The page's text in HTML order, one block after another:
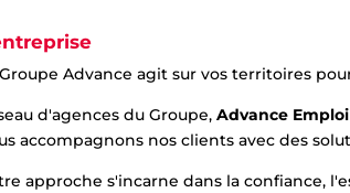
Advance agit sur vos territoires
d'agences du Groupe,Advance
accompagnons nos clients avec des
approche s'incarne dans la confiance,